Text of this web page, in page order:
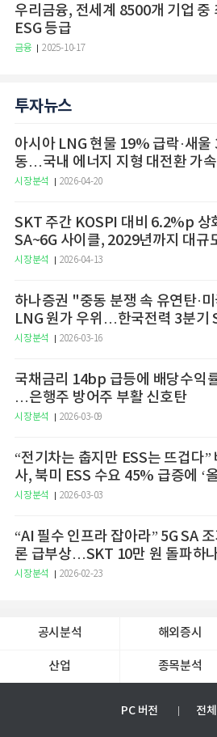
우리금융, 전세계 8500개 기업 중
ESG 등급
금융 2025-10-17
투자뉴스
아시아 LNG 현물 19% 급락·새울
동…국내 에너지 지형 대전환 가속
시장분석 2026-04-20
SKT 주간 KOSPI 대비 6.2%p
SA~6G 사이클, 2029년까지 대규
예고
시장분석 2026-04-13
하나증권 "중동 분쟁 속 유연탄·
LNG 원가 우위…한국전력 3분기
승 전망"
시장분석 2026-03-16
국채금리 14bp 급등에 배당수익
…은행주 방어주 부활 신호탄
시장분석 2026-03-09
“전기차는 춥지만 ESS는 뜨겁다”
사, 북미 ESS 수요 45% 급증에 ‘
시장분석 2026-03-03
“AI 필수 인프라 잡아라” 5G SA
론 급부상…SKT 10만 원 돌파하
증권
시장분석 2026-02-23
공시분석 해외증시
산업 종목분석
PC 버전 전